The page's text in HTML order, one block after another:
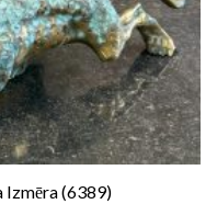
Izmēra (6389)